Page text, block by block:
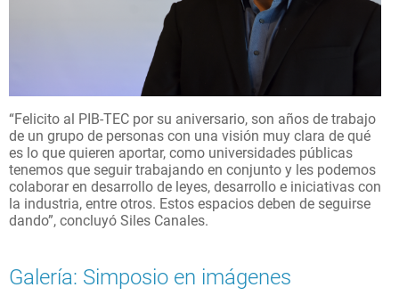
“Felicito al PIB-TEC por su aniversario, son años de trabajo
de un grupo de personas con una visión muy clara de qué
es lo que quieren aportar, como universidades públicas
tenemos que seguir trabajando en conjunto y les podemos
colaborar en desarrollo de leyes, desarrollo e iniciativas con
la industria, entre otros. Estos espacios deben de seguirse
dando”, concluyó Siles Canales.
Galería: Simposio en imágenes